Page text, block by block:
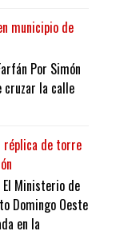
municipio de
Por Simón
cruzar la calle
réplica de torre
El Ministerio de
Domingo Oeste
en la